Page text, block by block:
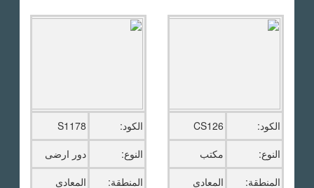
الكود:
CS126
النوع:
مكتب
المنطقة:
المعادى
الكود:
S1178
النوع:
دور ارضى
المنطقة:
المعادى